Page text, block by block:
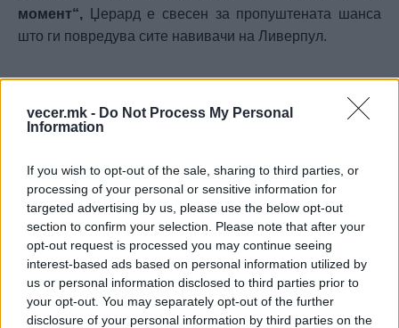
vecer.mk - Do Not Process My Personal
Information
If you wish to opt-out of the sale, sharing to third parties, or
processing of your personal or sensitive information for
targeted advertising by us, please use the below opt-out
section to confirm your selection. Please note that after your
opt-out request is processed you may continue seeing
interest-based ads based on personal information utilized by
us or personal information disclosed to third parties prior to
your opt-out. You may separately opt-out of the further
disclosure of your personal information by third parties on the
момент“, Џерард е свесен за пропуштената шанса
што ги повредува сите навивачи на Ливерпул.
© Vecer.mk, правата за текстот се на редакцијата
Лидс плати рекордна сума за
голманот на Манчестер Сити
Манчестер Сити веќе најде
замена за Родри и тоа каква!